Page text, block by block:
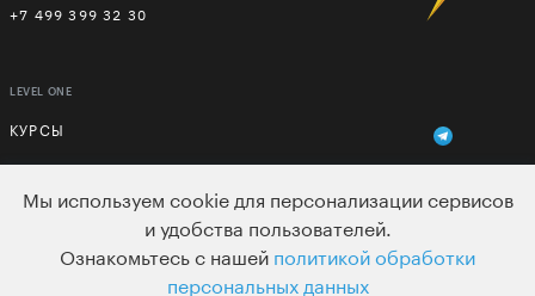
+7 499 399 32 30
LEVEL ONE
КУРСЫ
ВАКАНСИИ
Мы используем cookie для персонализации сервисов
и удобства пользователей.
Ознакомьтесь с нашей политикой обработки
персональных данных